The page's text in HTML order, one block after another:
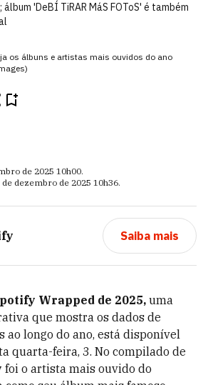
'DeBÍ TiRAR MáS FOToS' é também
os álbuns e artistas mais ouvidos do ano
de 2025 10h00.
de dezembro de 2025 10h36.
Saiba mais
Wrapped de 2025, uma
que mostra os dados de
ao longo do ano, está disponível
quarta-feira, 3. No compilado de
foi o artista mais ouvido do